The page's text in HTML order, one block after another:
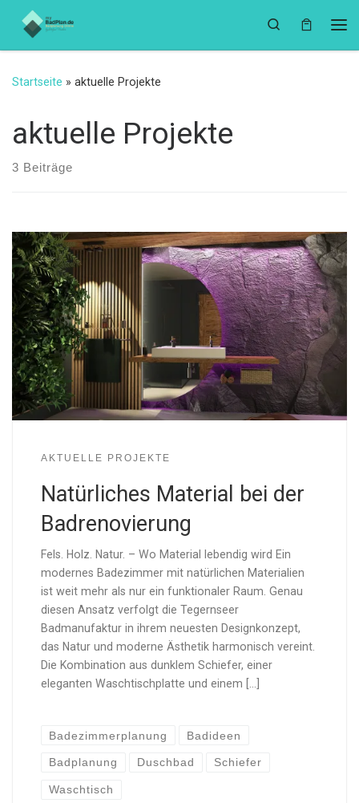
Zum Inhalt springen
Search
Startseite » aktuelle Projekte
aktuelle Projekte
3 Beiträge
AKTUELLE PROJEKTE
Natürliches Material bei der
Badrenovierung
Fels. Holz. Natur. – Wo Material lebendig wird Ein
modernes Badezimmer mit natürlichen Materialien
ist weit mehr als nur ein funktionaler Raum. Genau
diesen Ansatz verfolgt die Tegernseer
Badmanufaktur in ihrem neuesten Designkonzept,
das Natur und moderne Ästhetik harmonisch vereint.
Die Kombination aus dunklem Schiefer, einer
eleganten Waschtischplatte und einem [...]
Badezimmerplanung Badideen
Badplanung Duschbad Schiefer
Waschtisch